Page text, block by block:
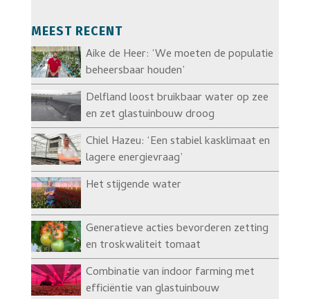
MEEST RECENT
Aike de Heer: ‘We moeten de populatie
beheersbaar houden’
Delfland loost bruikbaar water op zee
en zet glastuinbouw droog
Chiel Hazeu: ‘Een stabiel kasklimaat en
lagere energievraag’
Het stijgende water
Generatieve acties bevorderen zetting
en troskwaliteit tomaat
Combinatie van indoor farming met
efficiëntie van glastuinbouw